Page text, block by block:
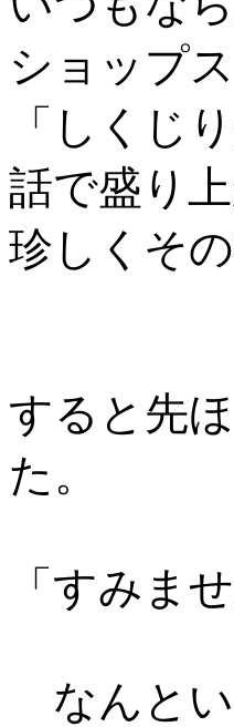
ショップ
「しくじ
話で盛り
珍しくそ
すると先
た。
「すみま
なんとい